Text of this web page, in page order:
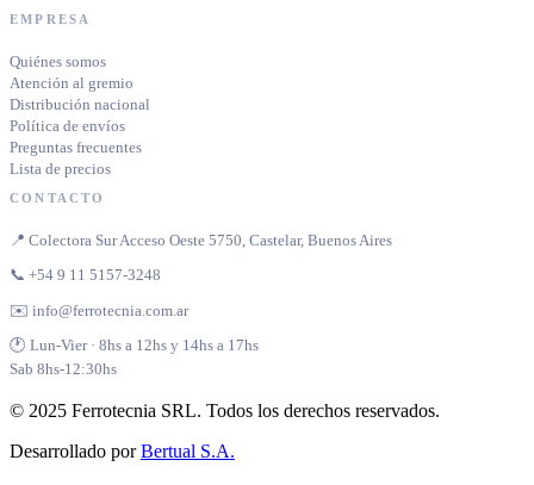
EMPRESA
Quiénes somos
Atención al gremio
Distribución nacional
Política de envíos
Preguntas frecuentes
Lista de precios
CONTACTO
📍 Colectora Sur Acceso Oeste 5750, Castelar, Buenos Aires
📞 +54 9 11 5157-3248
✉️ info@ferrotecnia.com.ar
🕐 Lun-Vier · 8hs a 12hs y 14hs a 17hs
Sab 8hs-12:30hs
© 2025 Ferrotecnia SRL. Todos los derechos reservados.
Desarrollado porBertual S.A.